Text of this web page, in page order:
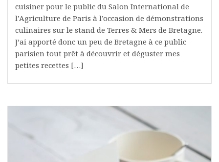
cuisiner pour le public du Salon International de
l’Agriculture de Paris à l’occasion de démonstrations
culinaires sur le stand de Terres & Mers de Bretagne.
J’ai apporté donc un peu de Bretagne à ce public
parisien tout prêt à découvrir et déguster mes
petites recettes […]